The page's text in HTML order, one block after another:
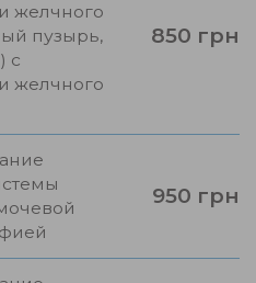
желчного
пузырь,
с
желчного
850 грн
950 грн